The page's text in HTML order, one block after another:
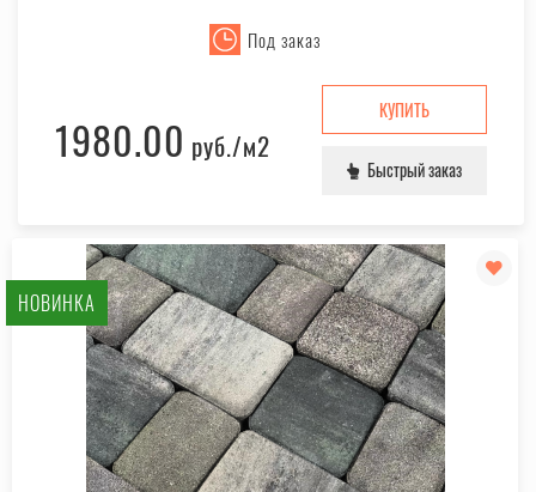
Под заказ
1980.00 руб./м2
КУПИТЬ
Быстрый заказ
НОВИНКА